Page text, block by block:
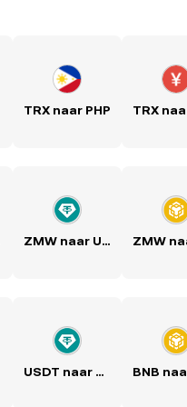
TRX naar PHP
ZMW naar USDT
USDT naar ZMW